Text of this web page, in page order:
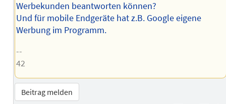
Werbekunden beantworten können?
Und für mobile Endgeräte hat z.B. Google eigene
Werbung im Programm.
--
42
Beitrag melden